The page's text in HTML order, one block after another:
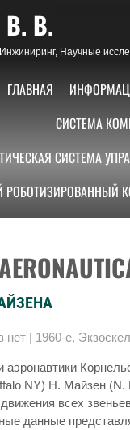
В.
Научные
ГЛАВНАЯ
СИСТЕМА
СИСТЕМА
нет | 1960-е,
аэронавтики
NY) Н. Майзен
всех
данные